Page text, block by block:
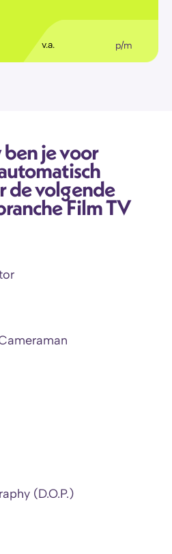
v.a.€ p/m
je voor
de volgende
Film TV
(D.O.P.)